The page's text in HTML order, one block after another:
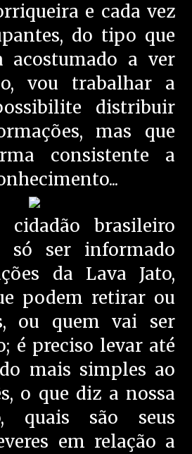
e cada vez
do tipo que
acostumado a ver
vou trabalhar a
distribuir
mas que
consistente a
cidadão brasileiro
só ser informado
da Lava Jato,
podem retirar ou
ou quem vai ser
é preciso levar até
mais simples ao
o que diz a nossa
quais são seus
em relação a